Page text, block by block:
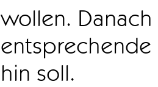
wollen.
hin soll.